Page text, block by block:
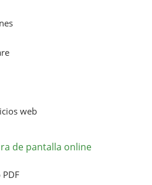
web
de pantalla online